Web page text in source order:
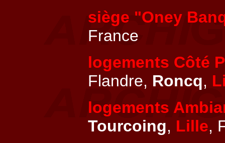
siège "Oney
France
logements Côté
Flandre, Roncq,
logements
Tourcoing, Lille,